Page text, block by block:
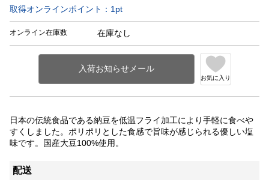
取得オンラインポイント： 1 pt
オンライン在庫数 在庫なし
お気に入り
日本の伝統食品である納豆を低温フライ加工により手軽に食べや
すくしました。ポリポリとした食感で旨味が感じられる優しい塩
味です。国産大豆100%使用。
配送